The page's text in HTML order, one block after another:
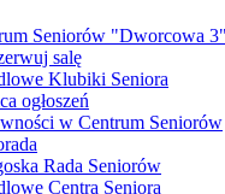
Seniorów "Dworcowa 3"
salę
Klubiki Seniora
ogłoszeń
w Centrum Seniorów
Rada Seniorów
Centra Seniora